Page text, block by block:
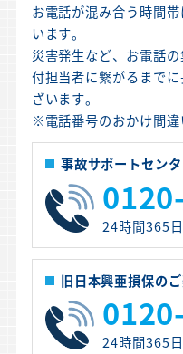
お電話が混み合う時間
います。
災害発生など、お電話
付担当者に繋がるまで
ざいます。
※電話番号のおかけ間違
事故サポートセン
24時間365
旧日本興亜損保の
24時間365